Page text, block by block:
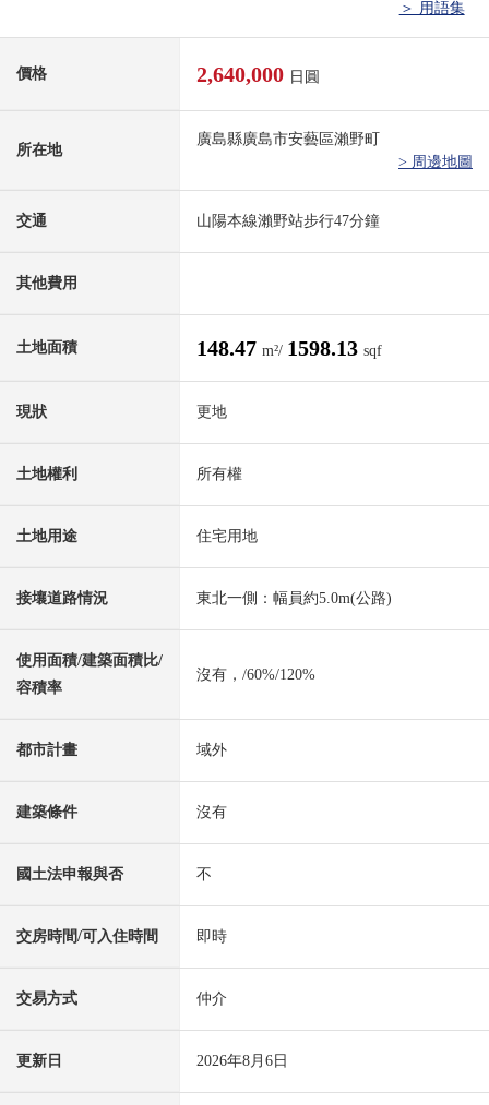
＞ 用語集
價格 2,640,000 日圓
所在地
廣島縣廣島市安藝區瀨野町
> 周邊地圖
交通 山陽本線瀨野站步行47分鐘
其他費用
土地面積 148.47 m²/ 1598.13 sqf
現狀 更地
土地權利 所有權
土地用途 住宅用地
接壤道路情況 東北一側：幅員約5.0m(公路)
使用面積/建築面積比/
容積率
沒有，/60%/120%
都市計畫 域外
建築條件 沒有
國土法申報與否 不
交房時間/可入住時間 即時
交易方式 仲介
更新日 2026年8月6日